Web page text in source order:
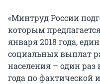
«Минтруд России
которым
января 2018 года,
социальных выплат
населения – один раз
года по фактической